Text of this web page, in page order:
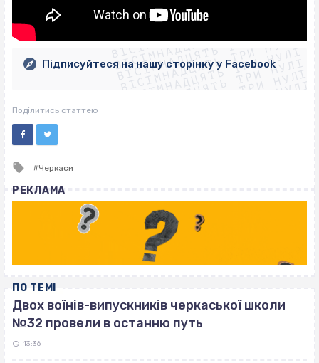
ВІСІМНАДЦЯТЬ ТРИ НУЛІ
ВІСІМНАДЦЯТЬ ТРИ НУЛІ
ВІСІМНАДЦЯТЬ ТРИ НУЛІ
ВІСІМНАДЦЯТЬ ТРИ НУЛІ
ВІСІМНАДЦЯТЬ ТРИ НУЛІ
ВІСІМНАДЦЯТЬ ТРИ НУЛІ
ВІСІМНАДЦЯТЬ ТРИ НУЛІ
ВІСІМНАДЦЯТЬ ТРИ НУЛІ
Підписуйтеся на нашу сторінку у Facebook
Поділитись статтею
Tagged
Черкаси
РЕКЛАМА
ПО ТЕМІ
Двох воїнів-випускників черкаської школи
№32 провели в останню путь
13:36